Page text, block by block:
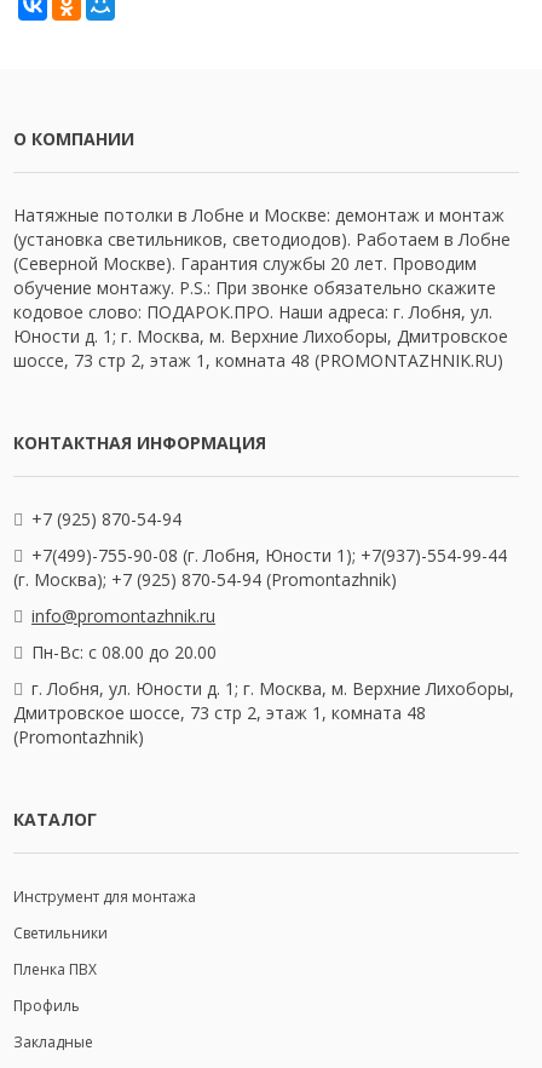
О КОМПАНИИ
Натяжные потолки в Лобне и Москве: демонтаж и монтаж
(установка светильников, светодиодов). Работаем в Лобне
(Северной Москве). Гарантия службы 20 лет. Проводим
обучение монтажу. P.S.: При звонке обязательно скажите
кодовое слово: ПОДАРОК.ПРО. Наши адреса: г. Лобня, ул.
Юности д. 1; г. Москва, м. Верхние Лихоборы, Дмитровское
шоссе, 73 стр 2, этаж 1, комната 48 (PROMONTAZHNIK.RU)
КОНТАКТНАЯ ИНФОРМАЦИЯ
+7 (925) 870-54-94
+7(499)-755-90-08 (г. Лобня, Юности 1); +7(937)-554-99-44
(г. Москва); +7 (925) 870-54-94 (Promontazhnik)
info@promontazhnik.ru
Пн-Вс: с 08.00 до 20.00
г. Лобня, ул. Юности д. 1; г. Москва, м. Верхние Лихоборы,
Дмитровское шоссе, 73 стр 2, этаж 1, комната 48
(Promontazhnik)
КАТАЛОГ
Инструмент для монтажа
Светильники
Пленка ПВХ
Профиль
Закладные